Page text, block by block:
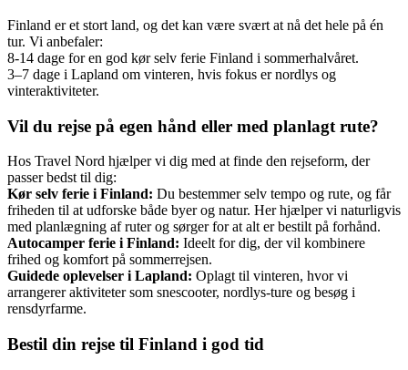
Finland er et stort land, og det kan være svært at nå det hele på én
tur. Vi anbefaler:
8-14 dage for en god kør selv ferie Finland i sommerhalvåret.
3–7 dage i Lapland om vinteren, hvis fokus er nordlys og
vinteraktiviteter.
Vil du rejse på egen hånd eller med planlagt rute?
Hos Travel Nord hjælper vi dig med at finde den rejseform, der
passer bedst til dig:
Kør selv ferie i Finland: Du bestemmer selv tempo og rute, og får
friheden til at udforske både byer og natur. Her hjælper vi naturligvis
med planlægning af ruter og sørger for at alt er bestilt på forhånd.
Autocamper ferie i Finland: Ideelt for dig, der vil kombinere
frihed og komfort på sommerrejsen.
Guidede oplevelser i Lapland: Oplagt til vinteren, hvor vi
arrangerer aktiviteter som snescooter, nordlys-ture og besøg i
rensdyrfarme.
Bestil din rejse til Finland i god tid